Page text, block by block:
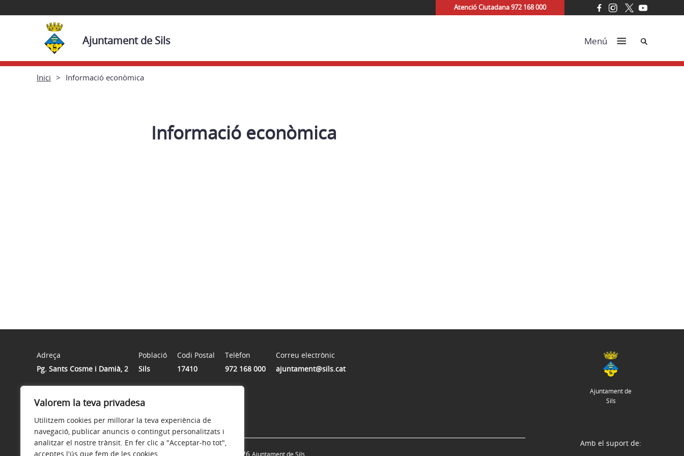
Valorem la teva privadesa
Utilitzem cookies per millorar la teva experiència de
navegació, publicar anuncis o contingut personalitzats i
analitzar el nostre trànsit. En fer clic a "Acceptar-ho tot",
acceptes l'ús que fem de les cookies.
Atenció Ciutadana 972 168 000
Ajuntament de Sils Menú Cerca
Inici Informació econòmica
Informació econòmica
Adreça
Pg. Sants Cosme i Damià, 2
Població
Sils
Codi Postal
17410
Telèfon
972 168 000
Correu electrònic
ajuntament@sils.cat
Horari
De dilluns a divendres de 8h. a 14h.
Ajuntament de
Sils
Avís legal Política de privacitat © 2026
Amb el suport de: